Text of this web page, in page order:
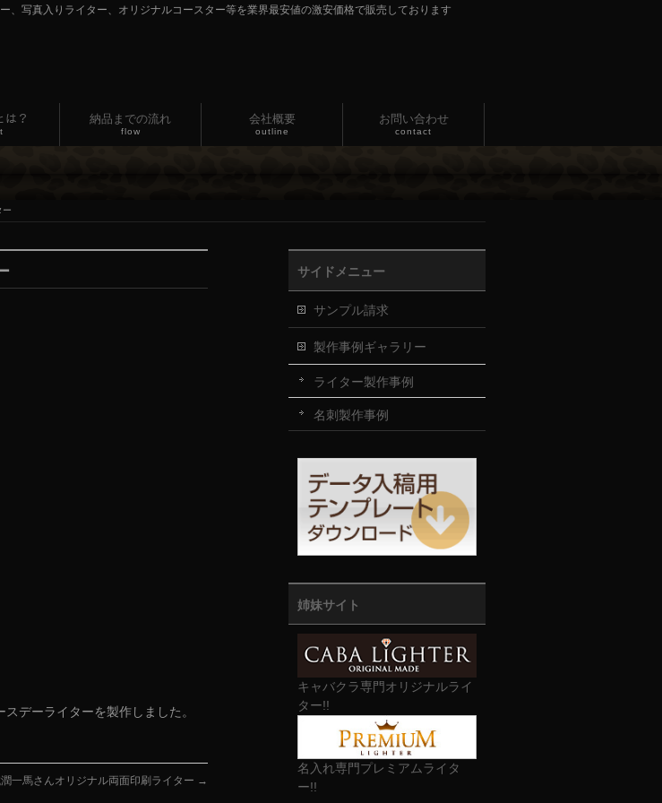
写真入りライター、オリジナルコースター等を業界最安値の激安価格で販売しております
は？ 納品までの流れ
flow
会社概要
outline
お問い合わせ
contact
ー
デーライターを製作しました。
一馬さんオリジナル両面印刷ライター →
サイドメニュー
サンプル請求
製作事例ギャラリー
ライター製作事例
名刺製作事例
姉妹サイト
キャバクラ専門オリジナルライ
ター!!
名入れ専門プレミアムライタ
ー!!